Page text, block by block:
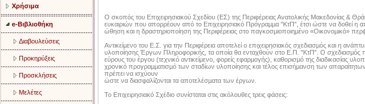
Χρήσιμα
e-Βιβλιοθήκη
Διαβουλεύσεις
Προκηρύξεις
Προσκλήσεις
Μελέτες
Ο σκοπός του Επιχειρησιακού Σχεδίου (ΕΣ) της Περιφέρειας Ανατολικής Μακεδονίας &
ευκαιριών που απορρέουν από το Επιχειρησιακό Πρόγραµµα "ΚτΠ", έτσι ώστε να δοθεί η
ώθηση και η δραστηριοποίηση της Περιφέρειας στο παγκοσµιοποιηµένο «Οικονοµικό»
Αντικείµενο του Ε.Σ. για την Περιφέρεια αποτελεί ο επιχειρησιακός σχεδιασµός και η
υλοποίησης Έργων Πληροφορικής, τα οποία θα ενταχθούν στο Ε.Π. "ΚτΠ". Ο σχεδιασµός
εύρους του έργου (τεχνικό αντικείµενο, φορείς εφαρµογής), καθορισµό της διαδικασίας
χρονικό προγραµµατισµό των σταδίων υλοποίησης και τέλος επισήµανση των
πρέπει να ισχύουν
ώστε να διασφαλίζονται τα αποτελέσµατα των έργων.
Το Επιχειρησιακό Σχέδιο συνίσταται στις ακόλουθες τρεις φάσεις: